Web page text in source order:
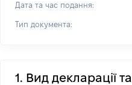
Дата та час подання:
Тип документа:
1. Вид декларації